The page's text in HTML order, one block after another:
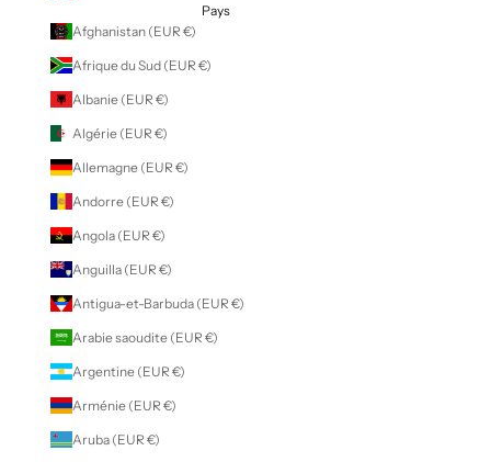
Pays
Afghanistan (EUR €)
Afrique du Sud (EUR €)
Albanie (EUR €)
Algérie (EUR €)
Allemagne (EUR €)
Andorre (EUR €)
Angola (EUR €)
Anguilla (EUR €)
Antigua-et-Barbuda (EUR €)
Arabie saoudite (EUR €)
Argentine (EUR €)
Arménie (EUR €)
Aruba (EUR €)